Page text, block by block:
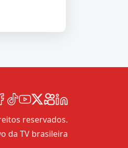
reservados.
da TV brasileira